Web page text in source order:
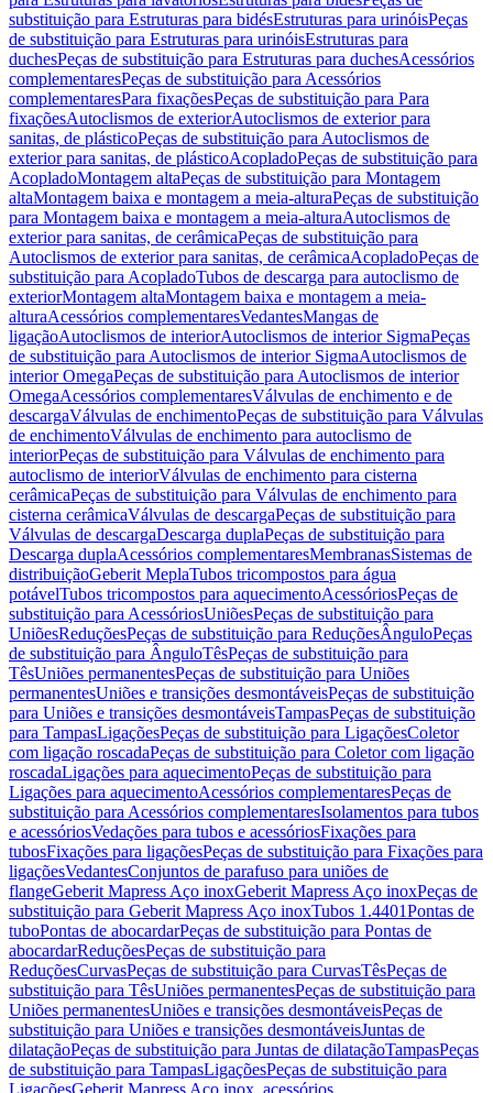
substituição para Estruturas para bidésEstruturas para urinóisPeças
de substituição para Estruturas para urinóisEstruturas para
duchesPeças de substituição para Estruturas para duchesAcessórios
complementaresPeças de substituição para Acessórios
complementaresPara fixaçõesPeças de substituição para Para
fixaçõesAutoclismos de exteriorAutoclismos de exterior para
sanitas, de plásticoPeças de substituição para Autoclismos de
exterior para sanitas, de plásticoAcopladoPeças de substituição para
AcopladoMontagem altaPeças de substituição para Montagem
altaMontagem baixa e montagem a meia-alturaPeças de substituição
para Montagem baixa e montagem a meia-alturaAutoclismos de
exterior para sanitas, de cerâmicaPeças de substituição para
Autoclismos de exterior para sanitas, de cerâmicaAcopladoPeças de
substituição para AcopladoTubos de descarga para autoclismo de
exteriorMontagem altaMontagem baixa e montagem a meia-
alturaAcessórios complementaresVedantesMangas de
ligaçãoAutoclismos de interiorAutoclismos de interior SigmaPeças
de substituição para Autoclismos de interior SigmaAutoclismos de
interior OmegaPeças de substituição para Autoclismos de interior
OmegaAcessórios complementaresVálvulas de enchimento e de
descargaVálvulas de enchimentoPeças de substituição para Válvulas
de enchimentoVálvulas de enchimento para autoclismo de
interiorPeças de substituição para Válvulas de enchimento para
autoclismo de interiorVálvulas de enchimento para cisterna
cerâmicaPeças de substituição para Válvulas de enchimento para
cisterna cerâmicaVálvulas de descargaPeças de substituição para
Válvulas de descargaDescarga duplaPeças de substituição para
Descarga duplaAcessórios complementaresMembranasSistemas de
distribuiçãoGeberit MeplaTubos tricompostos para água
potávelTubos tricompostos para aquecimentoAcessóriosPeças de
substituição para AcessóriosUniõesPeças de substituição para
UniõesReduçõesPeças de substituição para ReduçõesÂnguloPeças
de substituição para ÂnguloTêsPeças de substituição para
TêsUniões permanentesPeças de substituição para Uniões
permanentesUniões e transições desmontáveisPeças de substituição
para Uniões e transições desmontáveisTampasPeças de substituição
para TampasLigaçõesPeças de substituição para LigaçõesColetor
com ligação roscadaPeças de substituição para Coletor com ligação
roscadaLigações para aquecimentoPeças de substituição para
Ligações para aquecimentoAcessórios complementaresPeças de
substituição para Acessórios complementaresIsolamentos para tubos
e acessóriosVedações para tubos e acessóriosFixações para
tubosFixações para ligaçõesPeças de substituição para Fixações para
ligaçõesVedantesConjuntos de parafuso para uniões de
flangeGeberit Mapress Aço inoxGeberit Mapress Aço inoxPeças de
substituição para Geberit Mapress Aço inoxTubos 1.4401Pontas de
tuboPontas de abocardarPeças de substituição para Pontas de
abocardarReduçõesPeças de substituição para
ReduçõesCurvasPeças de substituição para CurvasTêsPeças de
substituição para TêsUniões permanentesPeças de substituição para
Uniões permanentesUniões e transições desmontáveisPeças de
substituição para Uniões e transições desmontáveisJuntas de
dilataçãoPeças de substituição para Juntas de dilataçãoTampasPeças
de substituição para TampasLigaçõesPeças de substituição para
LigaçõesGeberit Mapress Aço inox, acessórios